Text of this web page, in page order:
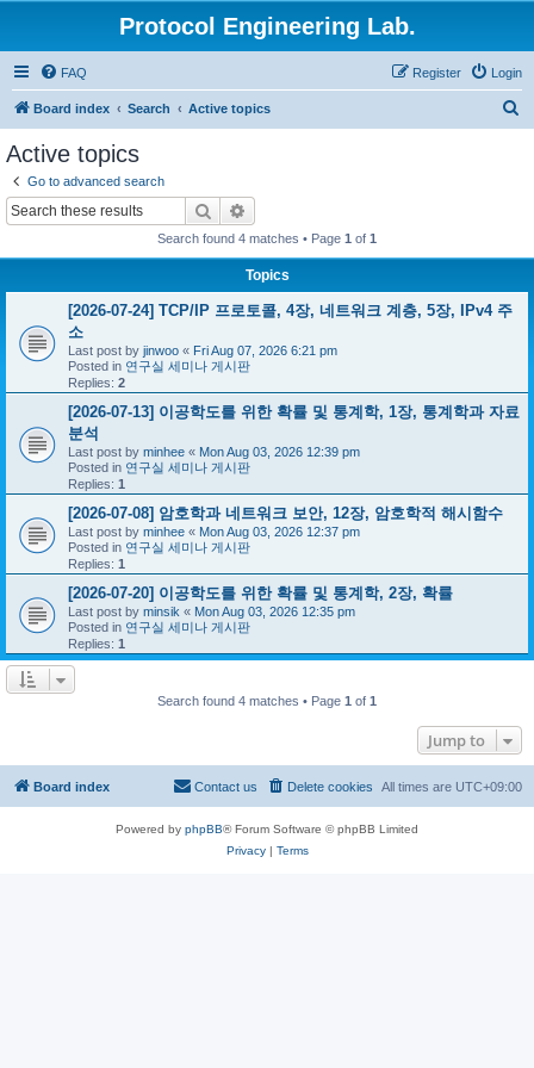
Protocol Engineering Lab.
FAQ Login
Register
Board index Search Active topics
Active topics
Go to advanced search
Search
Search found 4 matches • Page 1 of 1
Topics
[2026-07-24] TCP/IP 프로토콜, 4장, 네트워크 계층, 5장, IPv4 주
소
Last post by jinwoo « Fri Aug 07, 2026 6:21 pm
Posted in 연구실 세미나 게시판
Replies: 2
[2026-07-13] 이공학도를 위한 확률 및 통계학, 1장, 통계학과 자료
분석
Last post by minhee « Mon Aug 03, 2026 12:39 pm
Posted in 연구실 세미나 게시판
Replies: 1
[2026-07-08] 암호학과 네트워크 보안, 12장, 암호학적 해시함수
Last post by minhee « Mon Aug 03, 2026 12:37 pm
Posted in 연구실 세미나 게시판
Replies: 1
[2026-07-20] 이공학도를 위한 확률 및 통계학, 2장, 확률
Last post by minsik « Mon Aug 03, 2026 12:35 pm
Posted in 연구실 세미나 게시판
Replies: 1
Search found 4 matches • Page 1 of 1
Jump to
Board index All times are UTC+09:00
Delete cookies
Contact us
Powered by phpBB® Forum Software © phpBB Limited
Privacy| Terms